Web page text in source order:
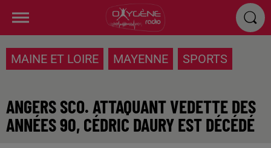
MAINE ET LOIRE MAYENNE SPORTS
ANGERS SCO. ATTAQUANT VEDETTE DES
ANNÉES 90, CÉDRIC DAURY EST DÉCÉDÉ